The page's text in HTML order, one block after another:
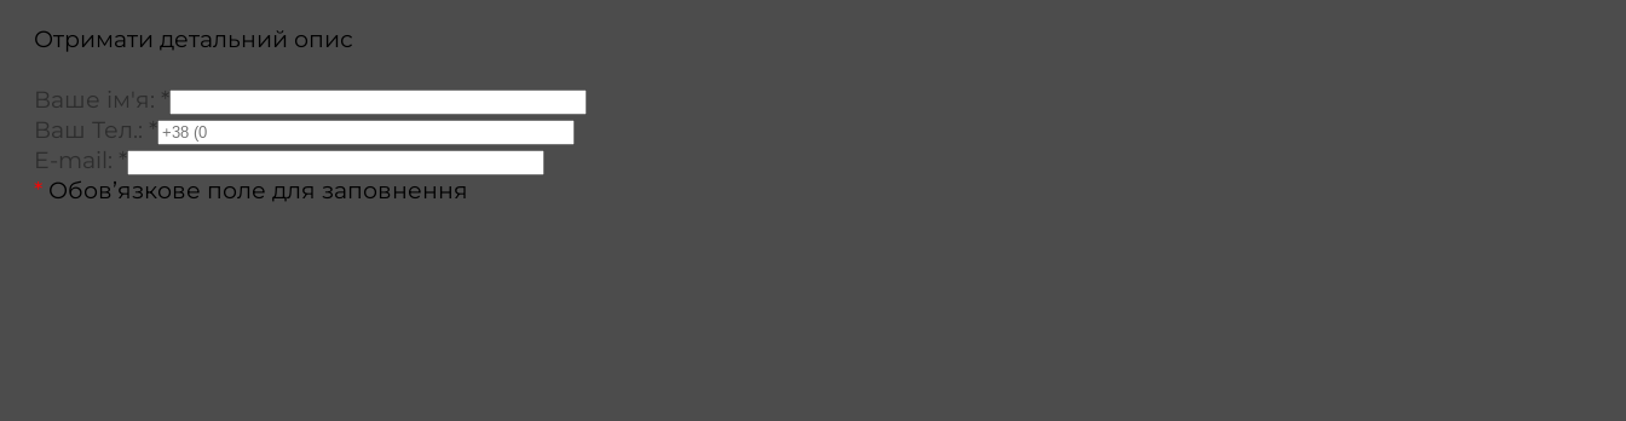
Отримати детальний опис
Ваше ім'я: *
Ваш Тел.: *
E-mail: *
* Обов’язкове поле для заповнення